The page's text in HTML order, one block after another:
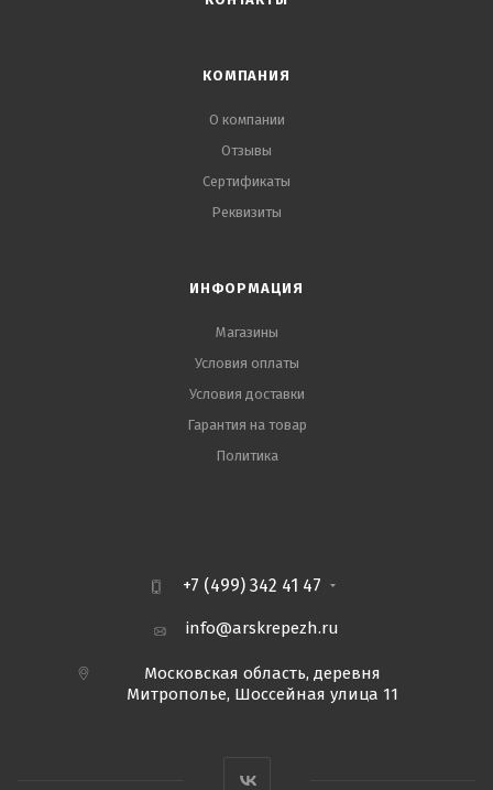
КОМПАНИЯ
О компании
Отзывы
Сертификаты
Реквизиты
ИНФОРМАЦИЯ
Магазины
Условия оплаты
Условия доставки
Гарантия на товар
Политика
+7 (499) 342 41 47
info@arskrepezh.ru
Московская область, деревня
Митрополье, Шоссейная улица 11